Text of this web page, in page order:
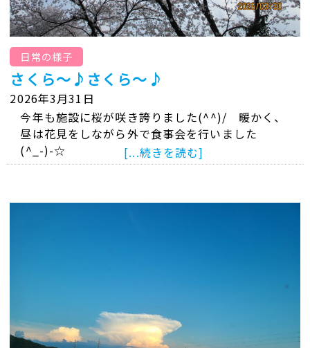
日常の様子
さくら～♪さくら～♪
2026年3月31日
今年も施設に桜が咲き誇りました(^^)/ 暖かく、
昼は花見をしながら外で食事会を行いました
(^_-)-☆ [...続きを読む]